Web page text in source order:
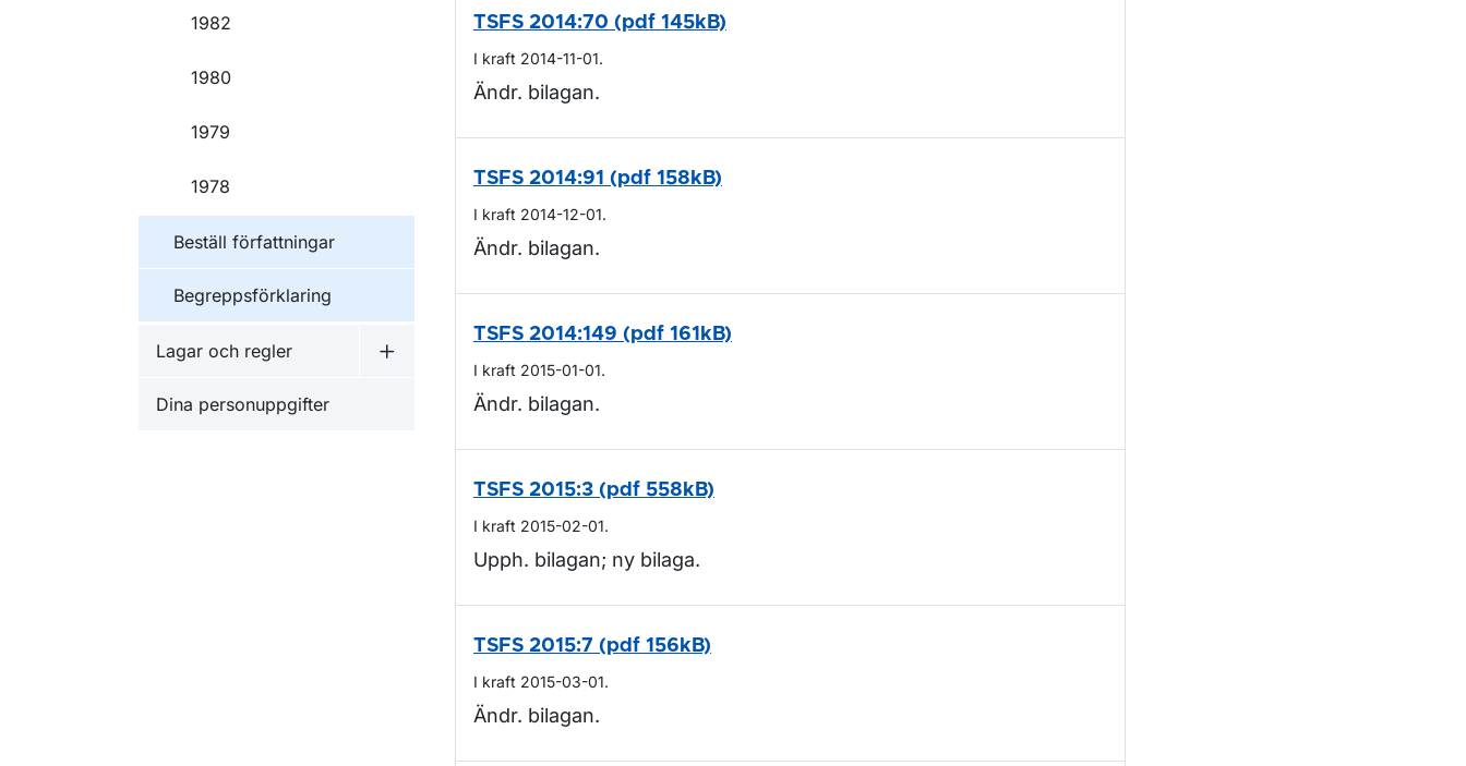
1982
1980
1979
1978
Beställ författningar
Begreppsförklaring
Lagar och regler
Undermeny för Lagar och regler
Dina personuppgifter
TSFS 2014:70 (pdf 145kB)
I kraft 2014-11-01.
Ändr. bilagan.
TSFS 2014:91 (pdf 158kB)
I kraft 2014-12-01.
Ändr. bilagan.
TSFS 2014:149 (pdf 161kB)
I kraft 2015-01-01.
Ändr. bilagan.
TSFS 2015:3 (pdf 558kB)
I kraft 2015-02-01.
Upph. bilagan; ny bilaga.
TSFS 2015:7 (pdf 156kB)
I kraft 2015-03-01.
Ändr. bilagan.